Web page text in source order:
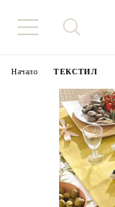
Начало ТЕКСТИЛ